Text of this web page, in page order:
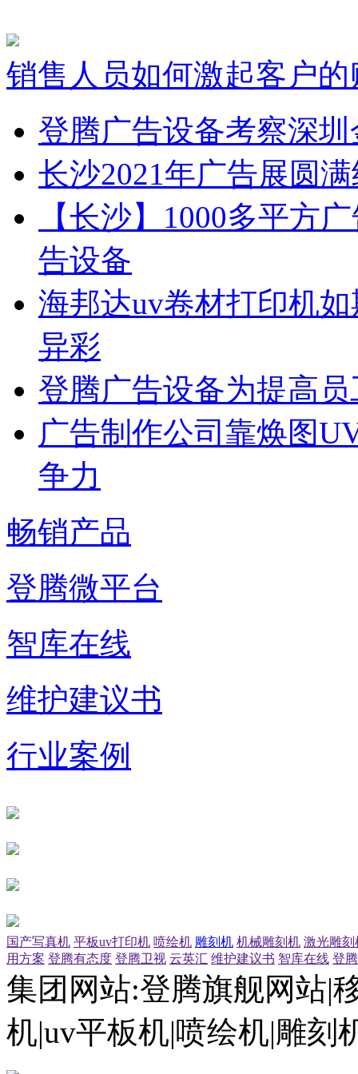
销售人员如何激起客户的
登腾广告设备考察深
长沙2021年广告展圆
【长沙】1000多平方
告设备
海邦达uv卷材打印机
异彩
登腾广告设备为提高
广告制作公司靠焕图
争力
畅销产品
登腾微平台
智库在线
维护建议书
行业案例
国产写真机 平板uv打印机 喷绘机 雕刻机 机械雕刻机 激光雕刻
用方案 登腾有态度 登腾卫视 云英汇 维护建议书 智库在线 登
集团网站:登腾旗舰网站|
机|uv平板机|喷绘机|雕刻